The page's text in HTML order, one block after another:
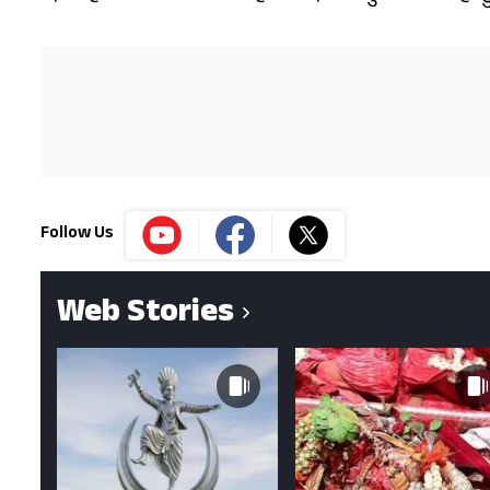
Follow Us
Web Stories